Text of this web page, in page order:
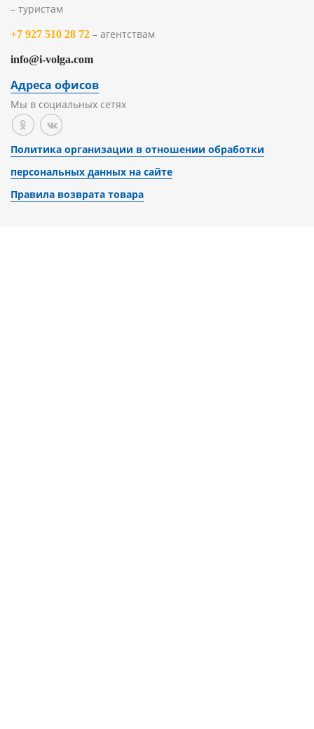
– туристам
+7 927 510 28 72 – агентствам
info@i-volga.com
Адреса офисов
Мы в социальных сетях
Политика организации в отношении обработки
персональных данных на сайте
Правила возврата товара